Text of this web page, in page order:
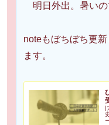
明日外出。暑いの
noteもぼちぼち更
ます。
|